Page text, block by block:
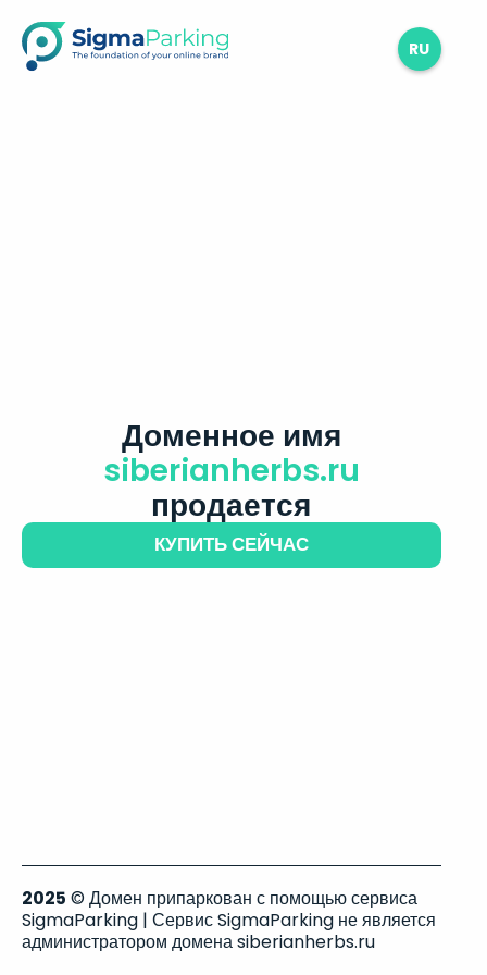
RU
Доменное имя
siberianherbs.ru
продается
КУПИТЬ СЕЙЧАС
2025 © Домен припаркован с помощью сервиса
SigmaParking | Сервис SigmaParking не является
администратором домена siberianherbs.ru